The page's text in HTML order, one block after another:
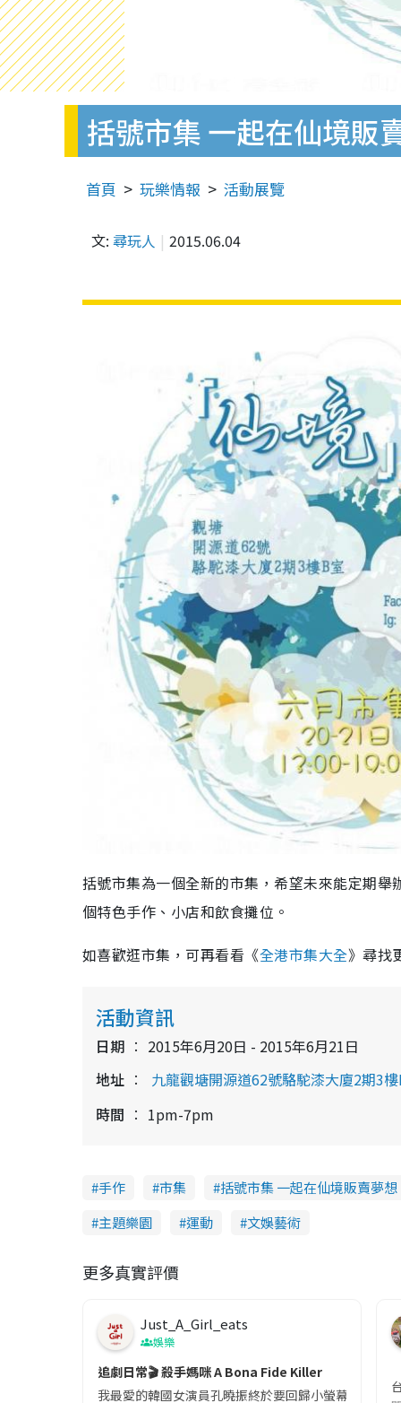
括號市集 一起在仙境販
首頁 玩樂情報 活動展覽
文: 尋玩人 2015.06.04
括號市集為一個全新的市集，希望未來能定期
個特色手作、小店和飲食攤位。
如喜歡逛市集，可再看看《全港市集大全》尋找
活動資訊
日期
2015年6月20日 - 2015年6月21日
地址
九龍觀塘開源道62號駱駝漆大廈2期3
時間
1pm-7pm
手作 市集
括號市集 一起在仙境販賣夢想
主題樂園
運動 文娛藝術
更多真實評價
Just_A_Girl_eats
娛樂
追劇日常🎬 殺手媽咪 A Bona Fide Killer
我最愛的韓國女演員孔曉振終於要回歸小螢幕啦!這次